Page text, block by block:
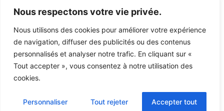
Nous respectons votre vie privée.
Nous utilisons des cookies pour améliorer votre expérience
de navigation, diffuser des publicités ou des contenus
personnalisés et analyser notre trafic. En cliquant sur «
Tout accepter », vous consentez à notre utilisation des
cookies.
Personnaliser Tout rejeter Accepter tout